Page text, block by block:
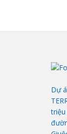
Dự
triệu